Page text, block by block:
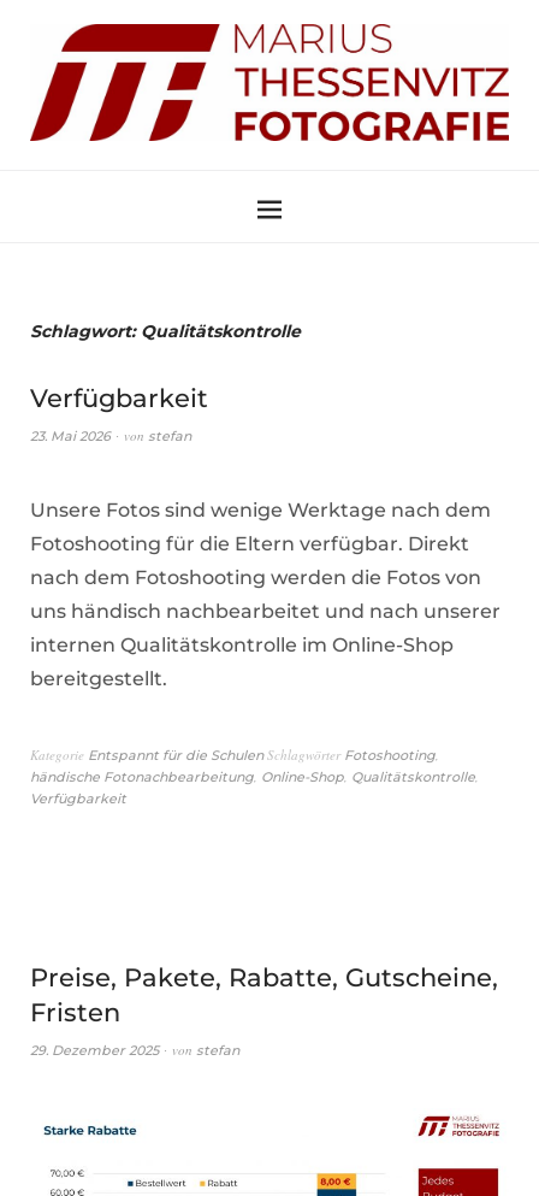
Schlagwort: Qualitätskontrolle
Verfügbarkeit
23. Mai 2026 von stefan
Unsere Fotos sind wenige Werktage nach dem
Fotoshooting für die Eltern verfügbar. Direkt
nach dem Fotoshooting werden die Fotos von
uns händisch nachbearbeitet und nach unserer
internen Qualitätskontrolle im Online-Shop
bereitgestellt.
Kategorie Entspannt für die Schulen Schlagwörter Fotoshooting
händische Fotonachbearbeitung Online-Shop Qualitätskontrolle
Verfügbarkeit
Preise, Pakete, Rabatte, Gutscheine,
Fristen
29. Dezember 2025 von stefan